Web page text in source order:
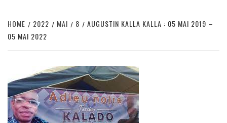
HOME 2022 MAI 8
AUGUSTIN KALLA KALLA : 05 MAI 2019 –
05 MAI 2022